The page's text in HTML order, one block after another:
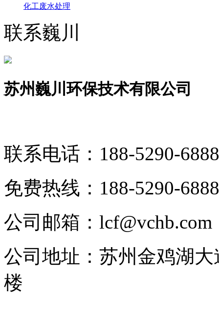
化工废水处理
联系巍川
苏州巍川环保技术有限公司
联系电话： 188-5290-6888
免费热线： 188-5290-6888
公司邮箱： lcf@vchb.com
公司地址： 苏州金鸡湖大
楼